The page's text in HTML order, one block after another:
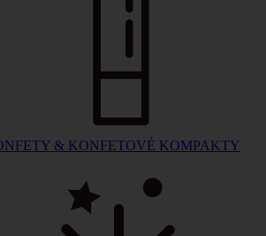
& KONFETOVÉ KOMPAKTY